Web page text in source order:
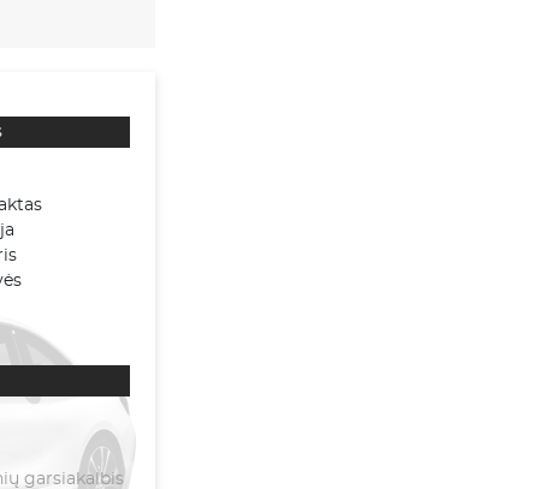
garsiakalbis